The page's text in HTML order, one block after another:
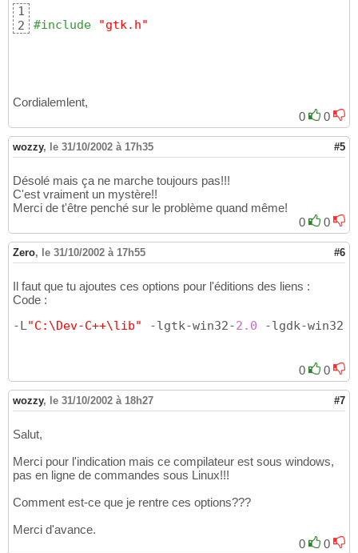
1
2
#include "gtk.h"
Cordialemlent,
0
0
wozzy, le 31/10/2002 à 17h35 #5
Désolé mais ça ne marche toujours pas!!!
C'est vraiment un mystère!!
Merci de t'être penché sur le problème quand même!
0
0
Zero, le 31/10/2002 à 17h55 #6
Il faut que tu ajoutes ces options pour l'éditions des liens :
Code :
-L"C:\Dev-C++\lib" -lgtk-win32-2.0 -lgdk-win32-
0 0
wozzy, le 31/10/2002 à 18h27 #7
Salut,
Merci pour l'indication mais ce compilateur est sous windows,
pas en ligne de commandes sous Linux!!!
Comment est-ce que je rentre ces options???
Merci d'avance.
0
0